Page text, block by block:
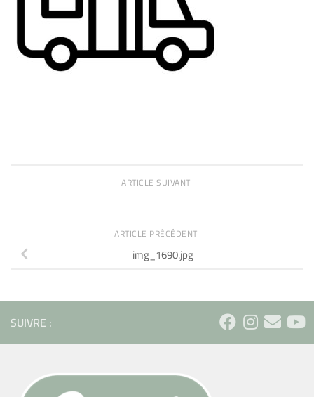
ARTICLE SUIVANT
ARTICLE PRÉCÉDENT
img_1690.jpg
SUIVRE :